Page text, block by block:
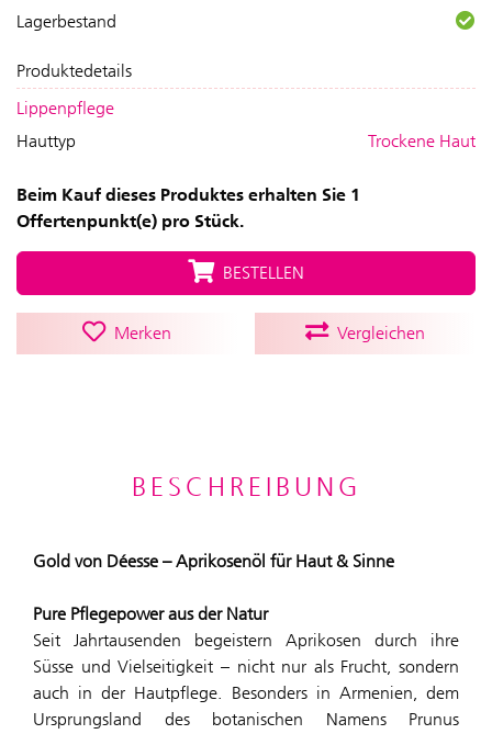
Lagerbestand
Produktedetails
Lippenpflege
Hauttyp
Trockene Haut
Beim Kauf dieses Produktes erhalten Sie 1
Offertenpunkt(e) pro Stück.
BESTELLEN
Merken Vergleichen
BESCHREIBUNG
Gold von Déesse – Aprikosenöl für Haut & Sinne
Pure Pflegepower aus der Natur
Seit Jahrtausenden begeistern Aprikosen durch ihre
Süsse und Vielseitigkeit – nicht nur als Frucht, sondern
auch in der Hautpflege. Besonders in Armenien, dem
Ursprungsland des botanischen Namens Prunus